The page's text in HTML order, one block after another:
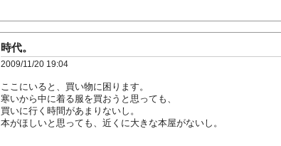
時代。
2009/11/20 19:04
ここにいると、買い物に困ります。
寒いから中に着る服を買おうと思っても、
買いに行く時間があまりないし。
本がほしいと思っても、近くに大きな本屋がないし。